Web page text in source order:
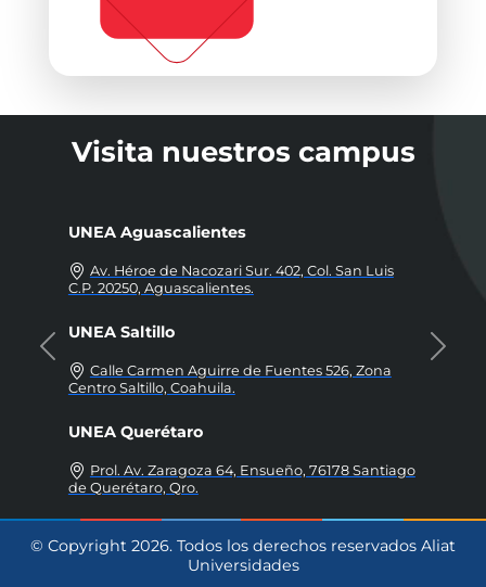
Visita nuestros campus
UNEA Aguascalientes
Av. Héroe de Nacozari Sur. 402, Col. San Luis
C.P. 20250, Aguascalientes.
UNEA Saltillo
Calle Carmen Aguirre de Fuentes 526, Zona
Centro Saltillo, Coahuila.
UNEA Querétaro
Prol. Av. Zaragoza 64, Ensueño, 76178 Santiago
de Querétaro, Qro.
UNEA
Anterior
© Copyright 2026. Todos los derechos reservados Aliat
Universidades